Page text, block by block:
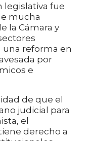
legislativa fue
mucha
la Cámara y
una reforma en
por
e
de que el
judicial para
el
derecho a